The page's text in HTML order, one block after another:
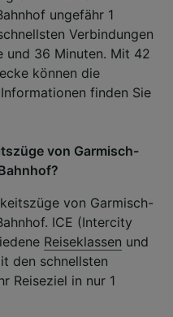
ungefähr 1
Verbindungen
und 36 Minuten. Mit 42
können die
finden Sie
von Garmisch-
von Garmisch-
ICE (Intercity
Reiseklassen und
den schnellsten
Reiseziel in nur 1